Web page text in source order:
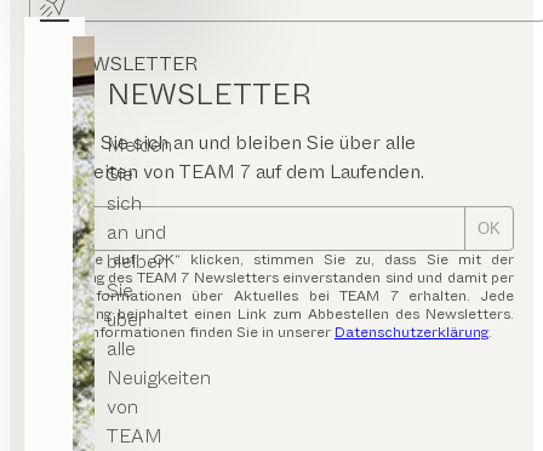
NEWSLETTER
Melden
Sie
sich
an und
bleiben
Sie
über
alle
Neuigkeiten
von
TEAM
NEWSLETTER
Melden Sie sich an und bleiben Sie über alle
Neuigkeiten von TEAM 7 auf dem Laufenden.
OK
Indem Sie auf „OK“ klicken, stimmen Sie zu, dass Sie mit der
Zusendung des TEAM 7 Newsletters einverstanden sind und damit per
E-Mail Informationen über Aktuelles bei TEAM 7 erhalten. Jede
Aussendung beinhaltet einen Link zum Abbestellen des Newsletters.
Weitere Informationen finden Sie in unserer Datenschutzerklärung.